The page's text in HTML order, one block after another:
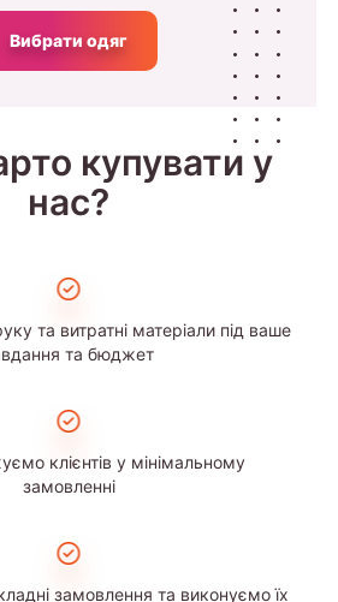
Вибрати одяг
купувати у
нас?
та витратні матеріали під ваше
та бюджет
клієнтів у мінімальному
замовленні
замовлення та виконуємо їх